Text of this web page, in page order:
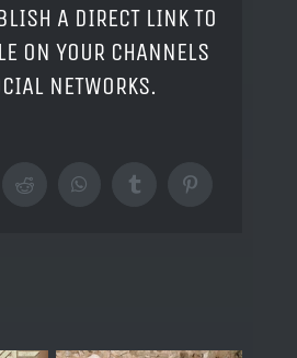
A DIRECT LINK TO
ON YOUR CHANNELS
NETWORKS.
RedditWhatsAppTumblrPinterest